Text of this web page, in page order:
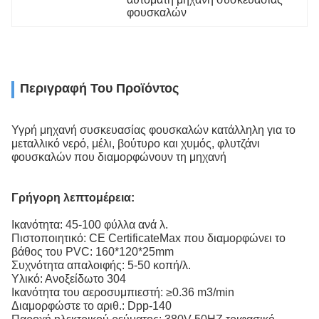
φουσκαλών
Περιγραφή Του Προϊόντος
Υγρή μηχανή συσκευασίας φουσκαλών κατάλληλη για το
μεταλλικό νερό, μέλι, βούτυρο και χυμός, φλυτζάνι
φουσκαλών που διαμορφώνουν τη μηχανή
Γρήγορη λεπτομέρεια:
Ικανότητα: 45-100 φύλλα ανά λ.
Πιστοποιητικό: CE CertificateMax που διαμορφώνει το
βάθος του PVC: 160*120*25mm
Συχνότητα απαλοιφής: 5-50 κοπή/λ.
Υλικό: Ανοξείδωτο 304
Ικανότητα του αεροσυμπιεστή: ≥0.36 m3/min
Διαμορφώστε το αριθ.: Dpp-140